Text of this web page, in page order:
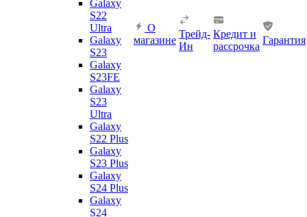
Galaxy
S22
Ultra
Galaxy
S23
Galaxy
S23FE
Galaxy
S23
Ultra
Galaxy
S22 Plus
Galaxy
S23 Plus
Galaxy
S24 Plus
Galaxy
S24
О
магазине
Трейд-
Ин
Кредит и
рассрочка
Гарантия